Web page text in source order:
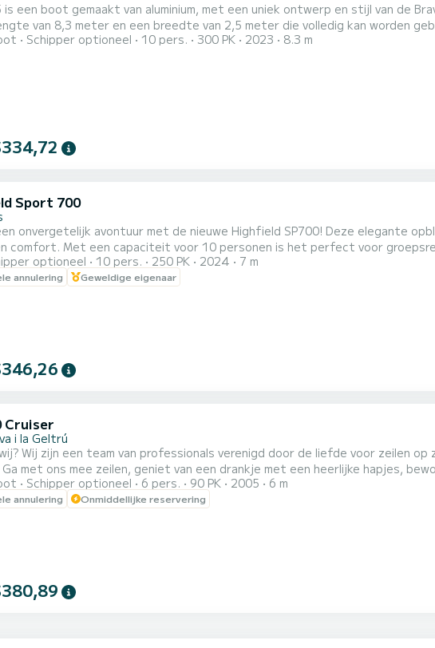
is een boot gemaakt van aluminium, met een uniek ontwerp en stijl van de
van 8,3 meter en een breedte van 2,5 meter die volledig kan worden
solarium om te zonnebaden en te ontspannen. De commandoruimte
Schipper optioneel 10 pers. 300 PK 2023 8.3 m
Sport 700
onvergetelijk avontuur met de nieuwe Highfield SP700! Deze elegante
comfort. Met een capaciteit voor 10 personen is het perfect voor
met een Honda-buitenboordmotor van 250 pk van de nieuwste generatie,
optioneel 10 pers. 250 PK 2024 7 m
annulering Geweldige eigenaar
Cruiser
i la Geltrú
Wij zijn een team van professionals verenigd door de liefde voor zeilen
met ons mee zeilen, geniet van een drankje met een heerlijke hapjes,
een tocht langs en zwemmen op de mooie stranden, baaien en kliffen van
of familie. Ervaar een unieke ervaring om speciale momenten te delen door
Schipper optioneel 6 pers. 90 PK 2005 6 m
annulering Onmiddellijke reservering